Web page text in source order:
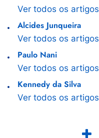
Ver todos os artigos
Alcides Junqueira
Ver todos os artigos
Paulo Nani
Ver todos os artigos
Kennedy da Silva
Ver todos os artigos